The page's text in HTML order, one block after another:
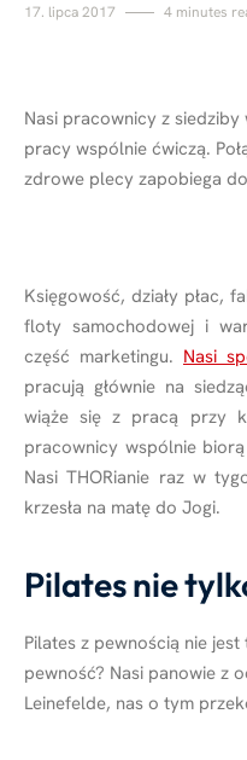
17. lipca 2017 4 minutes
Nasi pracownicy z
pracy wspólnie ćwiczą.
zdrowe plecy zapobiega
Księgowość, działy płac,
floty samochodowej i
część marketingu. Nasi
pracują głównie na
wiąże się z pracą przy
pracownicy wspólnie
Nasi THORianie raz w
krzesła na matę do Jogi.
Pilates nie
Pilates z pewnością nie
pewność? Nasi panowie z
Leinefelde, nas o tym